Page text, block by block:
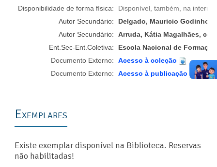
Disponibilidade de forma física:
Disponível, também, na
Autor Secundário:
Delgado, Mauricio Godinho,
Autor Secundário:
Arruda, Kátia Magalhães,
Ent.Sec-Ent.Coletiva:
Escola Nacional de
Documento Externo:
Acesso à coleção
Documento Externo:
Acesso à publicação
Exemplares
Existe exemplar disponível na Biblioteca. Reservas
não habilitadas!